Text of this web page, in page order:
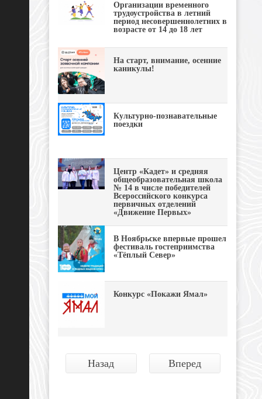
Организации временного
трудоустройства в летний
период несовершеннолетних в
возрасте от 14 до 18 лет
На старт, внимание, осенние
каникулы!
Культурно-познавательные
поездки
Центр «Кадет» и средняя
общеобразовательная школа
№ 14 в числе победителей
Всероссийского конкурса
первичных отделений
«Движение Первых»
В Ноябрьске впервые прошел
фестиваль гостеприимства
«Тёплый Север»
Конкурс «Покажи Ямал»
Назад Вперед